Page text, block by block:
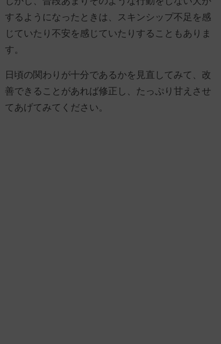
するようになったときは、スキンシップ不足を感
じていたり不安を感じていたりすることもありま
す。
日頃の関わりが十分であるかを見直してみて、改
善できることがあれば修正し、たっぷり甘えさせ
てあげてみてください。